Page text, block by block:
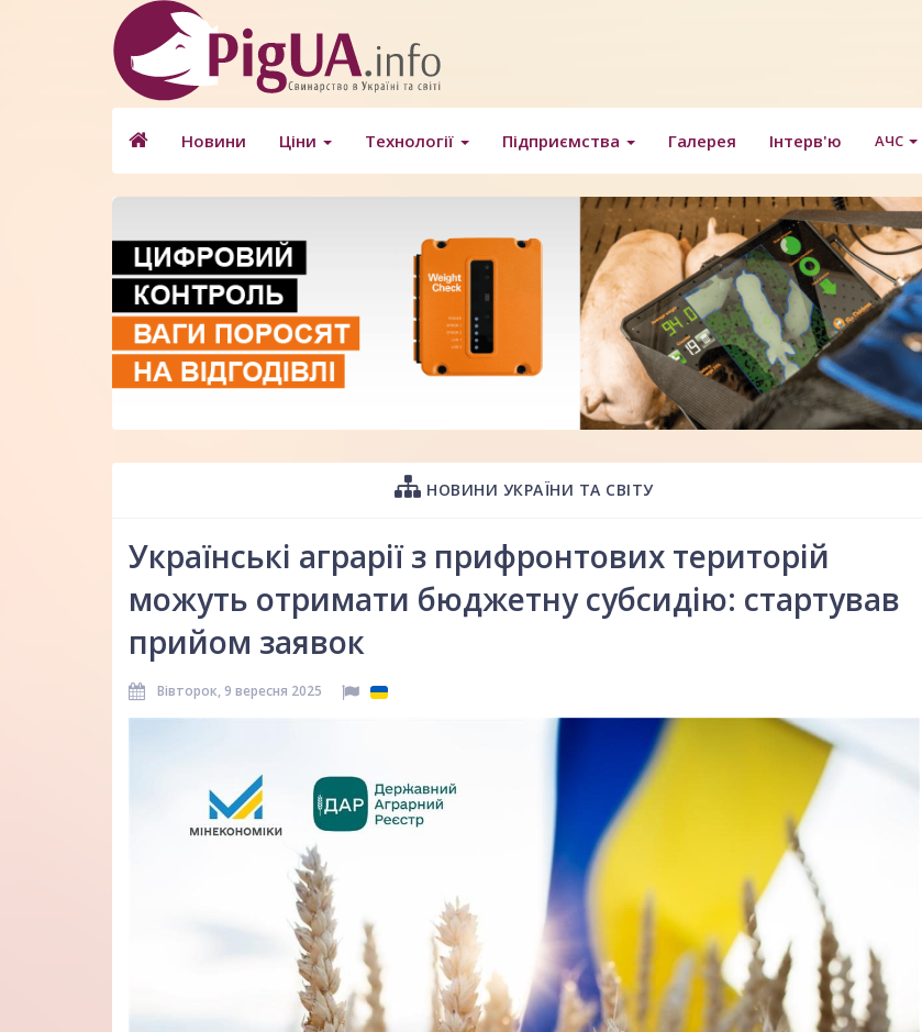
Новини Ціни Технології Підприємства Галерея Інтерв'ю АЧС
НОВИНИ УКРАЇНИ ТА СВІТУ
Українські аграрії з прифронтових територій
можуть отримати бюджетну субсидію: стартував
прийом заявок
Вівторок, 9 вересня 2025